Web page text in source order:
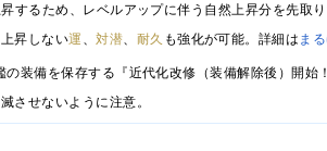
するため、レベルアップに伴う自然上昇分を先取
昇しない運 、対潜、 耐久 も強化が可能。詳細は ま
装備を保存する『近代化改修（装備解除後）開始
させないように注意。